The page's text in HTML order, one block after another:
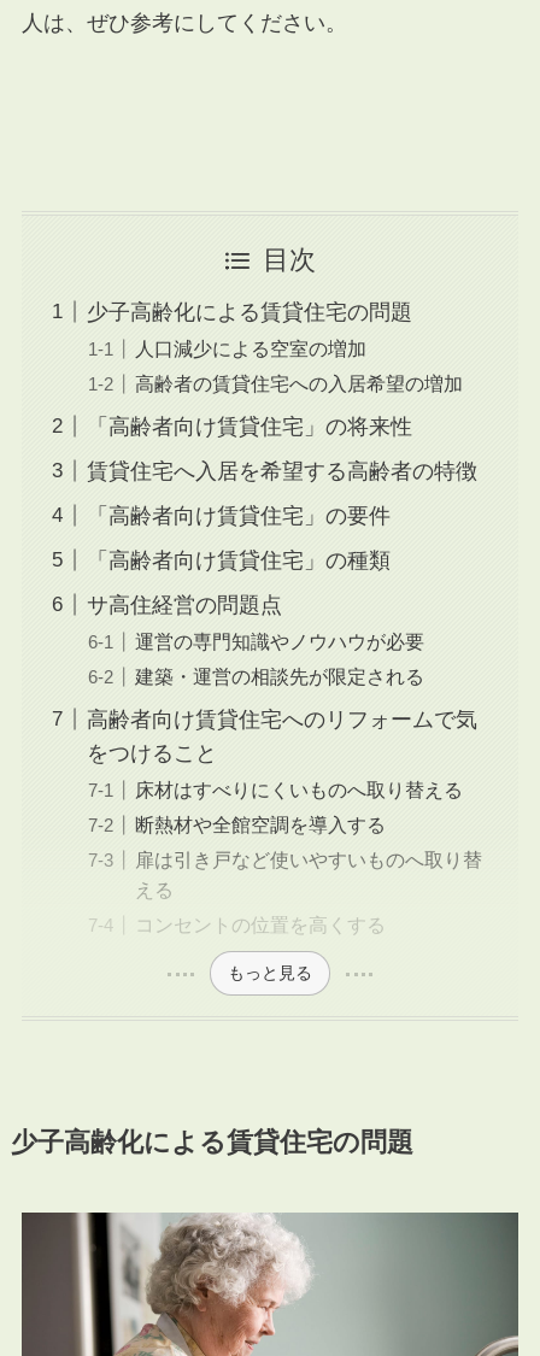
人は、ぜひ参考にしてください。
目次
少子高齢化による賃貸住宅の問題
人口減少による空室の増加
高齢者の賃貸住宅への入居希望の増加
「高齢者向け賃貸住宅」の将来性
賃貸住宅へ入居を希望する高齢者の特徴
「高齢者向け賃貸住宅」の要件
「高齢者向け賃貸住宅」の種類
サ高住経営の問題点
運営の専門知識やノウハウが必要
建築・運営の相談先が限定される
高齢者向け賃貸住宅へのリフォームで気
をつけること
床材はすべりにくいものへ取り替える
断熱材や全館空調を導入する
扉は引き戸など使いやすいものへ取り替
える
コンセントの位置を高くする
もっと見る
少子高齢化による賃貸住宅の問題